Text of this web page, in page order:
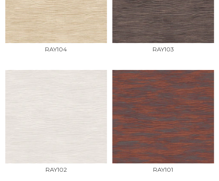
RAY104 RAY103
RAY102 RAY101